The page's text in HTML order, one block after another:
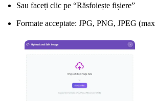
Sau faceți clic pe “Răsfoiește fișiere”
Formate acceptate: JPG, PNG, JPEG